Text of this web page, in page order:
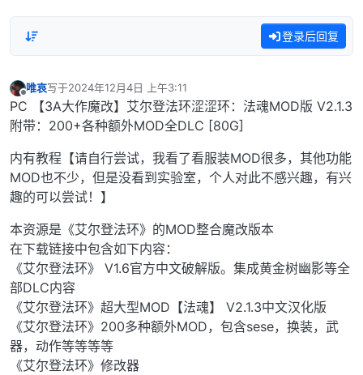
登录后回复
离线
唯哀写于2024年12月4日 上午3:11
最后由 编辑
PC 【3A大作魔改】艾尔登法环涩涩环：法魂MOD版 V2.1.3
附带：200+各种额外MOD全DLC [80G]
内有教程【请自行尝试，我看了看服装MOD很多，其他功能
MOD也不少，但是没看到实验室，个人对此不感兴趣，有兴
趣的可以尝试！】
本资源是《艾尔登法环》的MOD整合魔改版本
在下载链接中包含如下内容：
《艾尔登法环》 V1.6官方中文破解版。集成黄金树幽影等全
部DLC内容
《艾尔登法环》超大型MOD【法魂】 V2.1.3中文汉化版
《艾尔登法环》200多种额外MOD，包含sese，换装，武
器，动作等等等等
《艾尔登法环》修改器